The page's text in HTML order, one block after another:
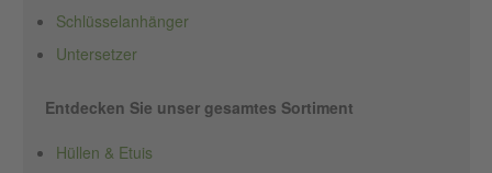
Schlüsselanhänger
Untersetzer
Entdecken Sie unser gesamtes Sortiment
Hüllen & Etuis